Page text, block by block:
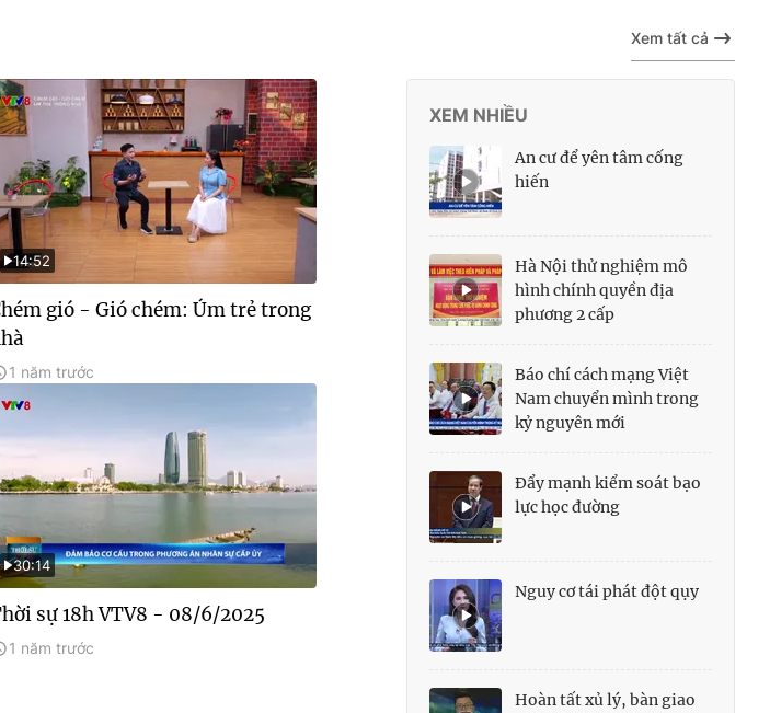
Xem tất cả
14:52
gió - Gió chém: Úm trẻ trong
1 năm trước
30:14
sự 18h VTV8 - 08/6/2025
1 năm trước
XEM NHIỀU
An cư để yên tâm cống
hiến
Hà Nội thử nghiệm mô
hình chính quyền địa
phương 2 cấp
Báo chí cách mạng Việt
Nam chuyển mình trong
kỷ nguyên mới
Đẩy mạnh kiểm soát bạo
lực học đường
Nguy cơ tái phát đột qụy
Hoàn tất xủ lý, bàn giao